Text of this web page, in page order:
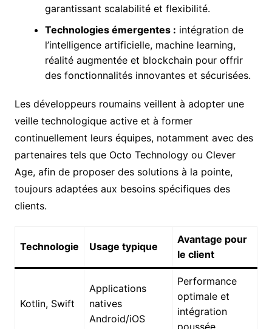
garantissant scalabilité et flexibilité.
Technologies émergentes : intégration de
l’intelligence artificielle, machine learning,
réalité augmentée et blockchain pour offrir
des fonctionnalités innovantes et sécurisées.
Les développeurs roumains veillent à adopter une
veille technologique active et à former
continuellement leurs équipes, notamment avec des
partenaires tels que Octo Technology ou Clever
Age, afin de proposer des solutions à la pointe,
toujours adaptées aux besoins spécifiques des
clients.
Technologie Usage typique
Avantage pour
le client
Kotlin, Swift
Applications
natives
Android/iOS
Performance
optimale et
intégration
poussée